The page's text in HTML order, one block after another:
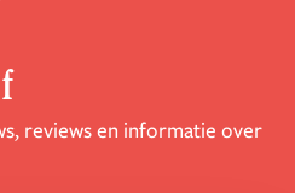
reviews en informatie over